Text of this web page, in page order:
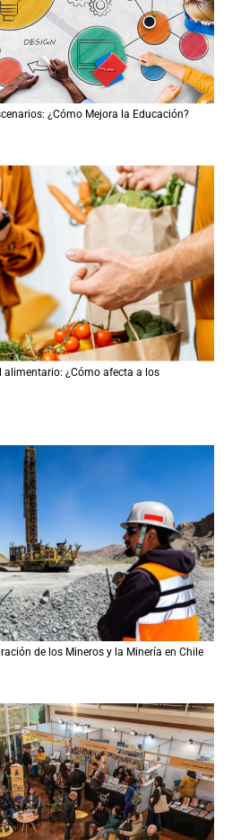
¿Cómo Mejora la Educación?
alimentario: ¿Cómo afecta a los
de los Mineros y la Minería en Chile